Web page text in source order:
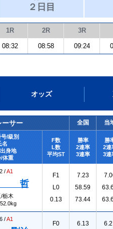
２日目
1R 2R 3R
08:32 08:58 09:24
オッズ
ーサー 全国 当
/級別
名
身地
/体重
F数
L数
平均ST
勝率
2連率
3連率
勝
2連
3連
/A1
哲
栃木
F1
L0
0.13
7.23
58.59
73.44
/A1
F0
6.13